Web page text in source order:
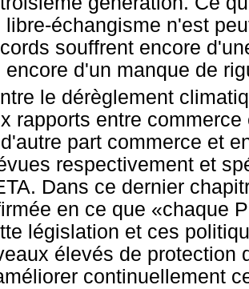
libre-échangisme n'est
souffrent encore
encore d'un manque de
le dérèglement
rapports entre
part commerce et
respectivement et
Dans ce dernier
en ce que «chaque
législation et ces
élevés de protection
continuellement